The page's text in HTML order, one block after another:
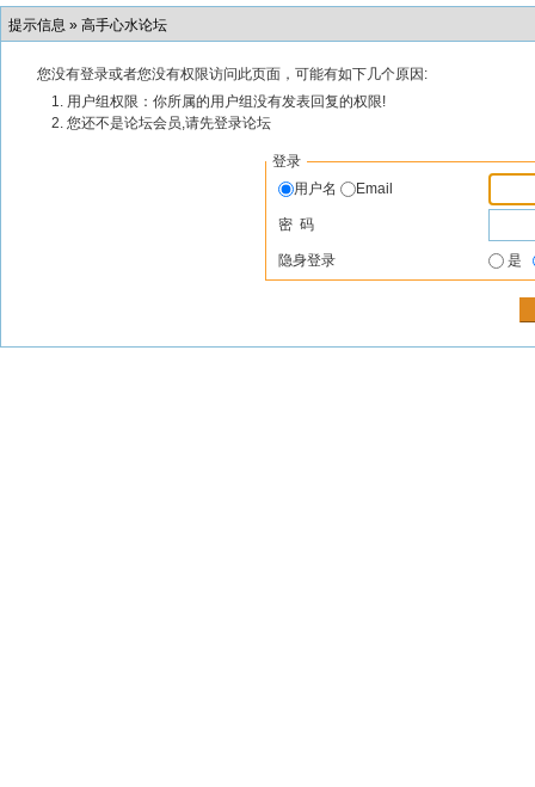
提示信息 » 高手心水论坛
您没有登录或者您没有权限访问此页面，可能有如下几个原因:
用户组权限：你所属的用户组没有发表回复的权限!
您还不是论坛会员,请先登录论坛
登录
用户名
Email
密 码
隐身登录 是